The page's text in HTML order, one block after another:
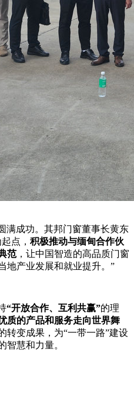
满成功。其邦门窗董事长黄东
点， 积极推动与缅甸合作伙
范，让中国智造的高品质门窗
地产业发展和就业提升。 ”
“开放合作、互利共赢”的理
质的产品和服务走向世界舞
转变成果，为“一带一路”建设
智慧和力量。